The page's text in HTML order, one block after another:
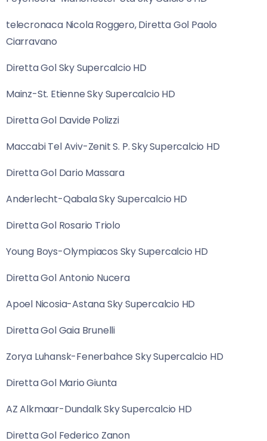
telecronaca Nicola Roggero, Diretta Gol Paolo
Ciarravano
Diretta Gol Sky Supercalcio HD
Mainz-St. Etienne Sky Supercalcio HD
Diretta Gol Davide Polizzi
Maccabi Tel Aviv-Zenit S. P. Sky Supercalcio HD
Diretta Gol Dario Massara
Anderlecht-Qabala Sky Supercalcio HD
Diretta Gol Rosario Triolo
Young Boys-Olympiacos Sky Supercalcio HD
Diretta Gol Antonio Nucera
Apoel Nicosia-Astana Sky Supercalcio HD
Diretta Gol Gaia Brunelli
Zorya Luhansk-Fenerbahce Sky Supercalcio HD
Diretta Gol Mario Giunta
AZ Alkmaar-Dundalk Sky Supercalcio HD
Diretta Gol Federico Zanon